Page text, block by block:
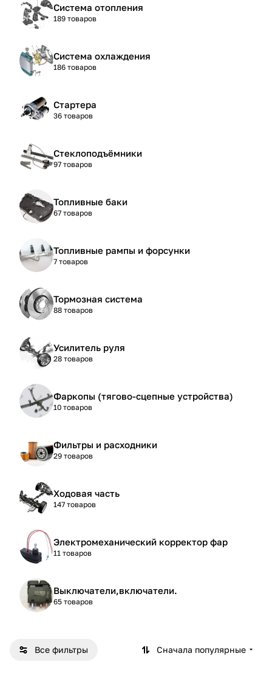
Система отопления
189 товаров
Система охлаждения
186 товаров
Стартера
36 товаров
Стеклоподъёмники
97 товаров
Топливные баки
67 товаров
Топливные рампы и форсунки
7 товаров
Тормозная система
88 товаров
Усилитель руля
28 товаров
Фаркопы (тягово-сцепные устройства)
10 товаров
Фильтры и расходники
29 товаров
Ходовая часть
147 товаров
Электромеханический корректор фар
11 товаров
Выключатели,включатели.
65 товаров
Все фильтры Сначала популярные